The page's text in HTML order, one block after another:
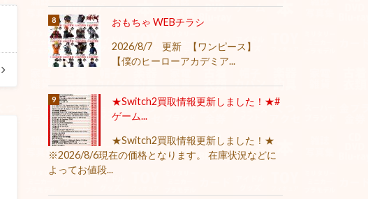
おもちゃ WEBチラシ
2026/8/7 更新 【ワンピース】
【僕のヒーローアカデミア...
★Switch2買取情報更新しました！★#
ゲーム...
★Switch2買取情報更新しました！★
※2026/8/6現在の価格となります。 在庫状況などに
よってお値段...